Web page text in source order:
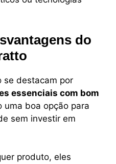
do
se destacam por
essenciais com bom
uma boa opção para
sem investir em
produto, eles